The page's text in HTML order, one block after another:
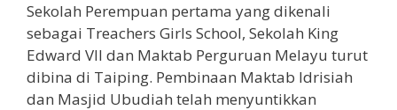
Sekolah Perempuan pertama yang dikenali
sebagai Treachers Girls School, Sekolah King
Edward VII dan Maktab Perguruan Melayu turut
dibina di Taiping. Pembinaan Maktab Idrisiah
dan Masjid Ubudiah telah menyuntikkan